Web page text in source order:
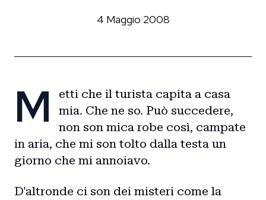
4 Maggio 2008
M
etti che il turista capita a casa
mia. Che ne so. Può succedere,
non son mica robe così, campate
in aria, che mi son tolto dalla testa un
giorno che mi annoiavo.
D'altronde ci son dei misteri come la